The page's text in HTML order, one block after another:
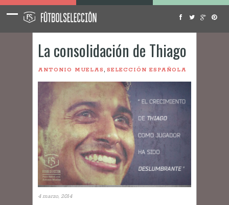
La consolidación de Thiago
ANTONIO MUELAS , SELECCIÓN ESPAÑOLA
4 marzo, 2014